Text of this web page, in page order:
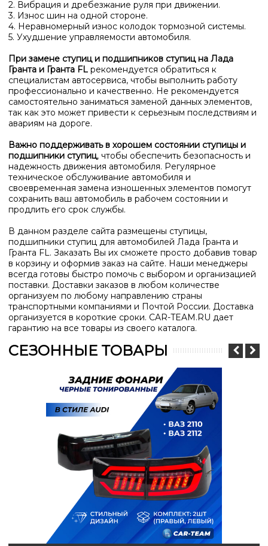
2. Вибрация и дребезжание руля при движении.
3. Износ шин на одной стороне.
4. Неравномерный износ колодок тормозной системы.
5. Ухудшение управляемости автомобиля.
При замене ступиц и подшипников ступиц на Лада
Гранта и Гранта FL рекомендуется обратиться к
специалистам автосервиса, чтобы выполнить работу
профессионально и качественно. Не рекомендуется
самостоятельно заниматься заменой данных элементов,
так как это может привести к серьезным последствиям и
авариям на дороге.
Важно поддерживать в хорошем состоянии ступицы и
подшипники ступиц, чтобы обеспечить безопасность и
надежность движения автомобиля. Регулярное
техническое обслуживание автомобиля и
своевременная замена изношенных элементов помогут
сохранить ваш автомобиль в рабочем состоянии и
продлить его срок службы.
В данном разделе сайта размещены ступицы,
подшипники ступиц для автомобилей Лада Гранта и
Гранта FL. Заказать Вы их сможете просто добавив товар
в корзину и оформив заказ на сайте. Наши менеджеры
всегда готовы быстро помочь с выбором и организацией
поставки. Доставки заказов в любом количестве
организуем по любому направлению страны
транспортными компаниями и Почтой России. Доставка
организуется в короткие сроки. CAR-TEAM.RU дает
гарантию на все товары из своего каталога.
СЕЗОННЫЕ ТОВАРЫ